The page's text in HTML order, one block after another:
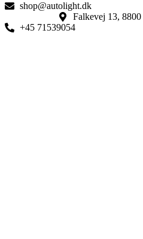
shop@autolight.dk
Falkevej 13,
+45 71539054